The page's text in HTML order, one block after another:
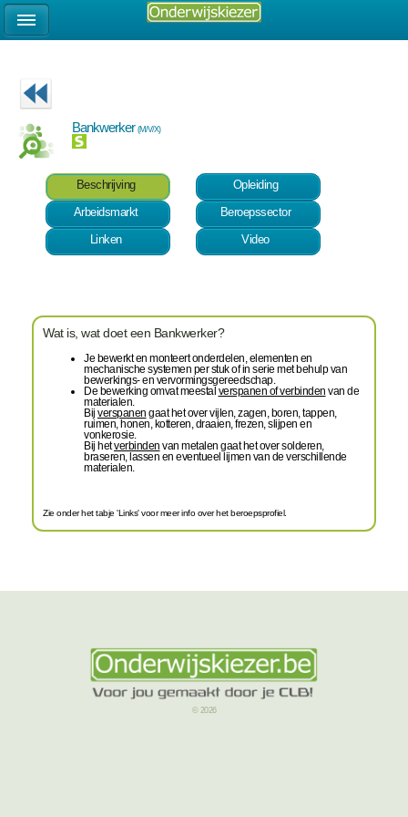
Bankwerker(M/V/X)
Beschrijving
Opleiding
Arbeidsmarkt
Beroepssector
Linken
Video
Wat is, wat doet een Bankwerker?
Je bewerkt en monteert onderdelen, elementen en
mechanische systemen per stuk of in serie met behulp van
bewerkings- en vervormingsgereedschap.
De bewerking omvat meestal verspanen of verbinden van de
materialen.
Bij verspanen gaat het over vijlen, zagen, boren, tappen,
ruimen, honen, kotteren, draaien, frezen, slijpen en
vonkerosie.
Bij hetverbinden van metalen gaat het over solderen,
braseren, lassen en eventueel lijmen van de verschillende
materialen.
Zie onder het tabje 'Links' voor meer info over het beroepsprofiel.
© 2026